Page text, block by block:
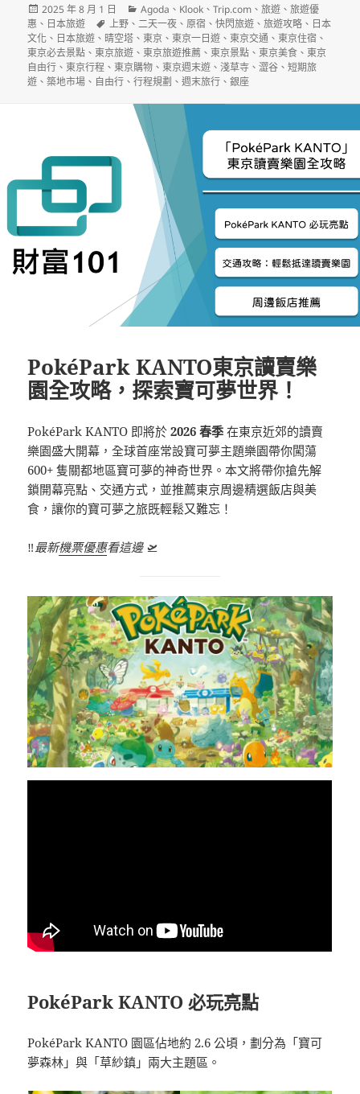
發
佈
日
期:
2025 年 8 月 1 日
分
類
Agoda 、 Klook 、Trip.com 、旅遊 、旅遊優
惠 、 日本旅遊
標
籤
上野 、二天一夜 、原宿 、快閃旅遊 、旅遊攻略 、 日本
文化 、 日本旅遊 、 晴空塔 、東京 、東京一日遊 、東京交通 、東京住宿 、
東京必去景點 、東京旅遊 、東京旅遊推薦 、東京景點 、東京美食 、東京
自由行 、東京行程 、東京購物 、東京週末遊 、淺草寺 、澀谷 、短期旅
遊 、築地市場 、 自由行 、行程規劃 、週末旅行 、銀座
PokéPark KANTO東京讀賣樂
園全攻略，探索寶可夢世界！
PokéPark KANTO 即將於2026 春季 在東京近郊的讀賣
樂園盛大開幕，全球首座常設寶可夢主題樂園帶你闖蕩
600+ 隻關都地區寶可夢的神奇世界。本文將帶你搶先解
鎖開幕亮點、交通方式，並推薦東京周邊精選飯店與美
食，讓你的寶可夢之旅既輕鬆又難忘！
‼️ 最新機票優惠看這邊🛫
PokéPark KANTO 必玩亮點
PokéPark KANTO 園區佔地約 2.6 公頃，劃分為「寶可
夢森林」與「草紗鎮」兩大主題區。